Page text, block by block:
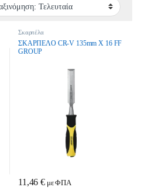
Σκαρπέλα
ΣΚΑΡΠΕΛΟ CR-V 135mm Χ 16 FF
GROUP
11,46€ με ΦΠΑ